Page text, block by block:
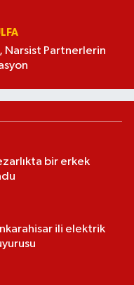
Narsist Partnerlerin
bir erkek
ili elektrik